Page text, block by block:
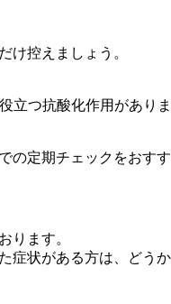
け控えましょう。
つ抗酸化作用がありま
定期チェックをおすす
ります。
症状がある方は、どう